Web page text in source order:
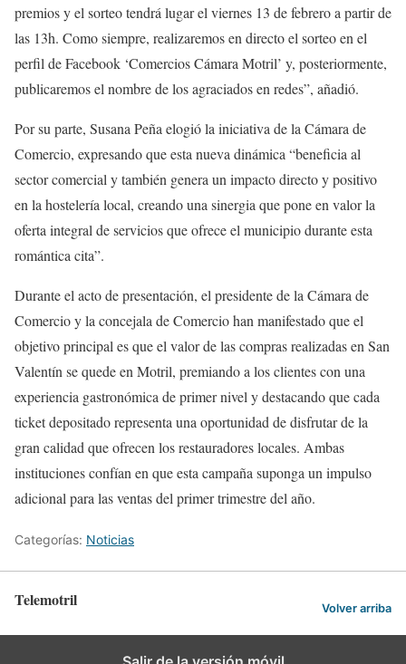
premios y el sorteo tendrá lugar el viernes 13 de febrero a partir de
las 13h. Como siempre, realizaremos en directo el sorteo en el
perfil de Facebook ‘Comercios Cámara Motril’ y, posteriormente,
publicaremos el nombre de los agraciados en redes”, añadió.
Por su parte, Susana Peña elogió la iniciativa de la Cámara de
Comercio, expresando que esta nueva dinámica “beneficia al
sector comercial y también genera un impacto directo y positivo
en la hostelería local, creando una sinergia que pone en valor la
oferta integral de servicios que ofrece el municipio durante esta
romántica cita”.
Durante el acto de presentación, el presidente de la Cámara de
Comercio y la concejala de Comercio han manifestado que el
objetivo principal es que el valor de las compras realizadas en San
Valentín se quede en Motril, premiando a los clientes con una
experiencia gastronómica de primer nivel y destacando que cada
ticket depositado representa una oportunidad de disfrutar de la
gran calidad que ofrecen los restauradores locales. Ambas
instituciones confían en que esta campaña suponga un impulso
adicional para las ventas del primer trimestre del año.
Categorías: Noticias
Telemotril Volver arriba